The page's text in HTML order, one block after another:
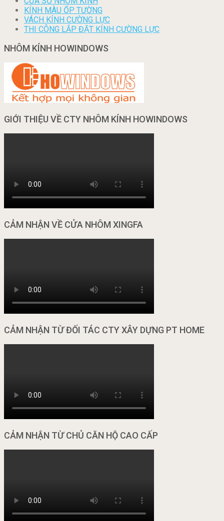
KÍNH MÀU ỐP TƯỜNG
VÁCH KÍNH CƯỜNG LỰC
THI CÔNG LẮP ĐẶT KÍNH CƯỜNG LỰC
NHÔM KÍNH HOWINDOWS
GIỚI THIỆU VỀ CTY NHÔM KÍNH HOWINDOWS
CẢM NHẬN VỀ CỬA NHÔM XINGFA
CẢM NHẬN TỪ ĐỐI TÁC CTY XÂY DỰNG PT HOME
CẢM NHẬN TỪ CHỦ CĂN HỘ CAO CẤP